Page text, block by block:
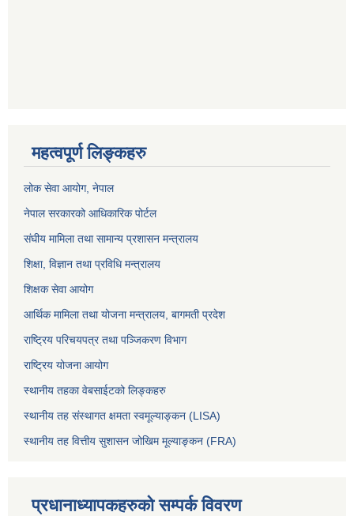
महत्वपूर्ण लिङ्कहरु
लोक सेवा आयोग, नेपाल
नेपाल सरकारको आधिकारिक पोर्टल
संघीय मामिला तथा सामान्य प्रशासन मन्त्रालय
शिक्षा, विज्ञान तथा प्रविधि मन्त्रालय
शिक्षक सेवा आयोग
आर्थिक मामिला तथा योजना मन्त्रालय, बागमती प्रदेश
राष्ट्रिय परिचयपत्र तथा पञ्जिकरण विभाग
राष्ट्रिय योजना आयोग
स्थानीय तहका वेबसाईटको लिङ्कहरु
स्थानीय तह संस्थागत क्षमता स्वमूल्याङ्कन (LISA)
स्थानीय तह वित्तीय सुशासन जोखिम मूल्याङ्कन (FRA)
प्रधानाध्यापकहरुको सम्पर्क विवरण